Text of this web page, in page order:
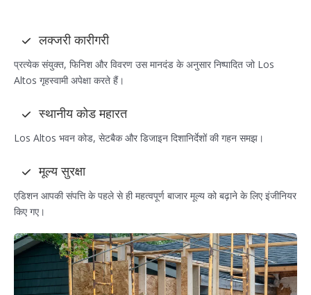
लक्जरी कारीगरी
प्रत्येक संयुक्त, फिनिश और विवरण उस मानदंड के अनुसार निष्पादित जो Los
Altos गृहस्वामी अपेक्षा करते हैं।
स्थानीय कोड महारत
Los Altos भवन कोड, सेटबैक और डिजाइन दिशानिर्देशों की गहन समझ।
मूल्य सुरक्षा
एडिशन आपकी संपत्ति के पहले से ही महत्वपूर्ण बाजार मूल्य को बढ़ाने के लिए इंजीनियर
किए गए।